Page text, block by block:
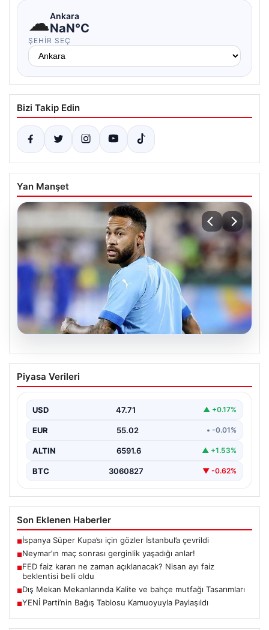
☁Ankara
NaN°C
ŞEHIR SEÇ
Bizi Takip Edin
Yan Manşet
Neymar’ın maç sonrası gerginlik
yaşadığı anlar!
Piyasa Verileri
USD 47.71 ▲ +0.17%
EUR 55.02 • -0.01%
ALTIN 6591.6 ▲ +1.53%
BTC 3060827 ▼ -0.62%
Son Eklenen Haberler
■İspanya Süper Kupa’sı için gözler İstanbul’a çevrildi
■Neymar’ın maç sonrası gerginlik yaşadığı anlar!
■FED faiz kararı ne zaman açıklanacak? Nisan ayı faiz
beklentisi belli oldu
■Dış Mekan Mekanlarında Kalite ve bahçe mutfağı Tasarımları
■YENİ Parti’nin Bağış Tablosu Kamuoyuyla Paylaşıldı